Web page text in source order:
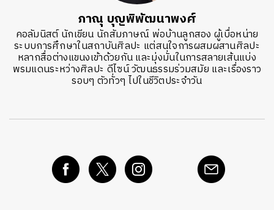
ภาณุ บุญพิพัฒนาพงศ์
คอลัมนิสต์ นักเขียน นักสัมภาษณ์ พ่อบ้านลูกสอง ผู้เบื่อหน่าย
ระบบการศึกษาในสถาบันศิลปะ แต่สนใจการผสมผสานศิลปะ
หลากสื่อต่างแขนงเข้าด้วยกัน และมุ่งมั่นในการสลายเส้นแบ่ง
พรมแดนระหว่างศิลปะ ดีไซน์ วัฒนธรรมร่วมสมัย และเรื่องราว
รอบๆ ตัวทั่วๆ ไปในชีวิตประจำวัน